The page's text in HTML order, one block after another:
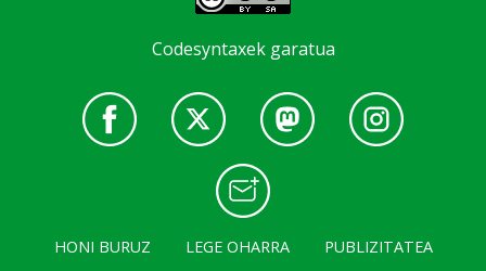
Codesyntaxek garatua
HONI BURUZ LEGE OHARRA
PUBLIZITATEA